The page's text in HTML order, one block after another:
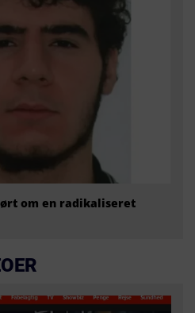
om en radikaliseret